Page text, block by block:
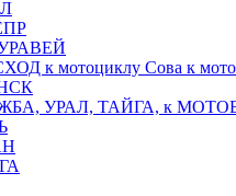
к мотоциклу Сова к
УРАЛ, ТАЙГА, к